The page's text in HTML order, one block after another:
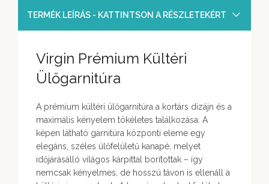
TERMÉK LEÍRÁS - KATTINTSON A RÉSZLETEKÉRT
Virgin Prémium Kültéri
Ülőgarnitúra
A prémium kültéri ülőgarnitúra a kortárs dizájn és a
maximális kényelem tökéletes találkozása. A
képen látható garnitúra központi eleme egy
elegáns, széles ülőfelületű kanapé, melyet
időjárásálló világos kárpittal borítottak – így
nemcsak kényelmes, de hosszú távon is ellenáll a